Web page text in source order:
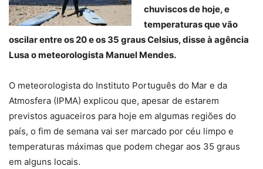
chuviscos de hoje, e
temperaturas que vão
oscilar entre os 20 e os 35 graus Celsius, disse à agência
Lusa o meteorologista Manuel Mendes.
O meteorologista do Instituto Português do Mar e da
Atmosfera (IPMA) explicou que, apesar de estarem
previstos aguaceiros para hoje em algumas regiões do
país, o fim de semana vai ser marcado por céu limpo e
temperaturas máximas que podem chegar aos 35 graus
em alguns locais.